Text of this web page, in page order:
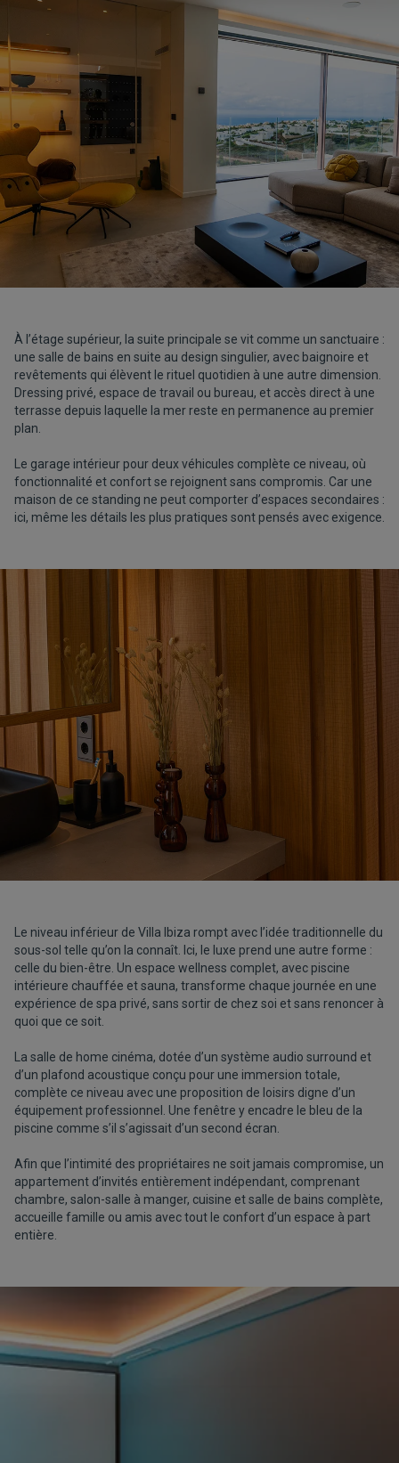
À l’étage supérieur, la suite principale se vit comme un sanctuaire :
une salle de bains en suite au design singulier, avec baignoire et
revêtements qui élèvent le rituel quotidien à une autre dimension.
Dressing privé, espace de travail ou bureau, et accès direct à une
terrasse depuis laquelle la mer reste en permanence au premier
plan.
Le garage intérieur pour deux véhicules complète ce niveau, où
fonctionnalité et confort se rejoignent sans compromis. Car une
maison de ce standing ne peut comporter d’espaces secondaires :
ici, même les détails les plus pratiques sont pensés avec exigence.
Le niveau inférieur de Villa Ibiza rompt avec l’idée traditionnelle du
sous-sol telle qu’on la connaît. Ici, le luxe prend une autre forme :
celle du bien-être. Un espace wellness complet, avec piscine
intérieure chauffée et sauna, transforme chaque journée en une
expérience de spa privé, sans sortir de chez soi et sans renoncer à
quoi que ce soit.
La salle de home cinéma, dotée d’un système audio surround et
d’un plafond acoustique conçu pour une immersion totale,
complète ce niveau avec une proposition de loisirs digne d’un
équipement professionnel. Une fenêtre y encadre le bleu de la
piscine comme s’il s’agissait d’un second écran.
Afin que l’intimité des propriétaires ne soit jamais compromise, un
appartement d’invités entièrement indépendant, comprenant
chambre, salon-salle à manger, cuisine et salle de bains complète,
accueille famille ou amis avec tout le confort d’un espace à part
entière.